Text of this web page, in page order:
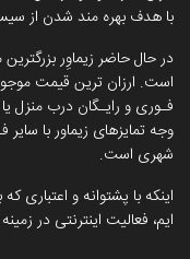
با هدف بهره مند شدن از
در حال حاضر زیماوِر
است. ارزان ترین قیمت
وجه تمایزهای زیماور با
شهری است.
ایم، فعالیت اینترنتی در